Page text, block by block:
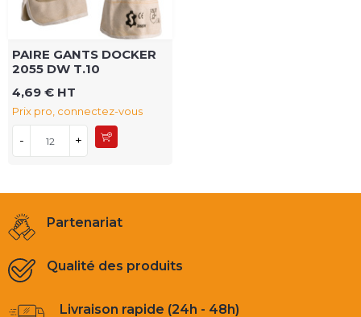
PAIRE GANTS DOCKER
2055 DW T.10
4,69 € HT
Prix pro, connectez-vous
- +
Partenariat
Qualité des produits
Livraison rapide (24h - 48h)